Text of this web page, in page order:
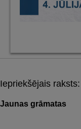
Post
navigation
Iepriekšējais raksts:
Jaunas grāmatas